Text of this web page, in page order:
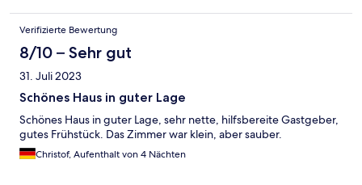
Verifizierte Bewertung
8/10 – Sehr gut
31. Juli 2023
Schönes Haus in guter Lage
Schönes Haus in guter Lage, sehr nette, hilfsbereite Gastgeber,
gutes Frühstück. Das Zimmer war klein, aber sauber.
Christof, Aufenthalt von 4 Nächten